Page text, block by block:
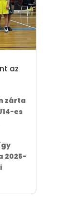
az
zárta
es
2025-